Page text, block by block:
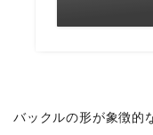
バックルの形が象徴的